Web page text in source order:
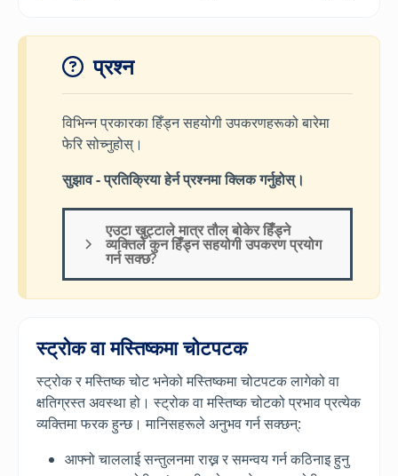
प्रश्न
विभिन्न प्रकारका हिँड्न सहयोगी उपकरणहरूको बारेमा
फेरि सोच्नुहोस्।
सुझाव - प्रतिक्रिया हेर्न प्रश्नमा क्लिक गर्नुहोस्।
एउटा खुट्टाले मात्र तौल बोकेर हिँड्ने
व्यक्तिले कुन हिँड्न सहयोगी उपकरण प्रयोग
गर्न सक्छ?
स्ट्रोक वा मस्तिष्कमा चोटपटक
स्ट्रोक र मस्तिष्क चोट भनेको मस्तिष्कमा चोटपटक लागेको वा
क्षतिग्रस्त अवस्था हो। स्ट्रोक वा मस्तिष्क चोटको प्रभाव प्रत्येक
व्यक्तिमा फरक हुन्छ। मानिसहरूले अनुभव गर्न सक्छन्:
आफ्नो चाललाई सन्तुलनमा राख्न र समन्वय गर्न कठिनाइ हुनु